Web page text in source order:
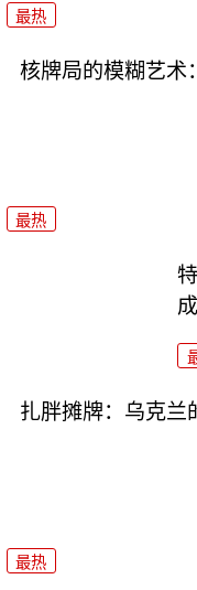
最热
核牌局的模糊艺术
最热
扎胖摊牌：乌克兰
最热